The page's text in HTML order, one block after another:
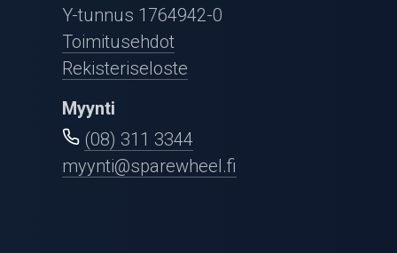
Y-tunnus 1764942-0
Toimitusehdot
Rekisteriseloste
Myynti
(08) 311 3344
myynti@sparewheel.fi